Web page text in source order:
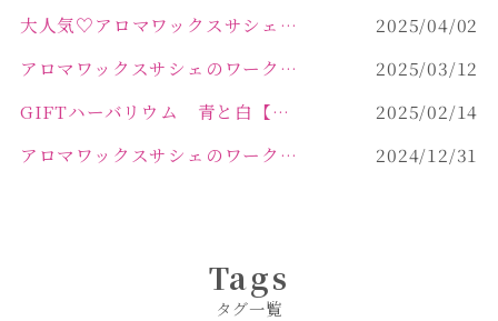
大人気♡アロマワックスサシェ作り
2025/04/02
アロマワックスサシェのワークショップinPOLA中込原店 VOL.2
2025/03/12
GIFTハーバリウム 青と白【佐久市 ハーバリウム ギフト】
2025/02/14
アロマワックスサシェのワークショップinPOLA中込原店ご報告【佐久市 キャンドル サシェ】
2024/12/31
Tags
タグ一覧